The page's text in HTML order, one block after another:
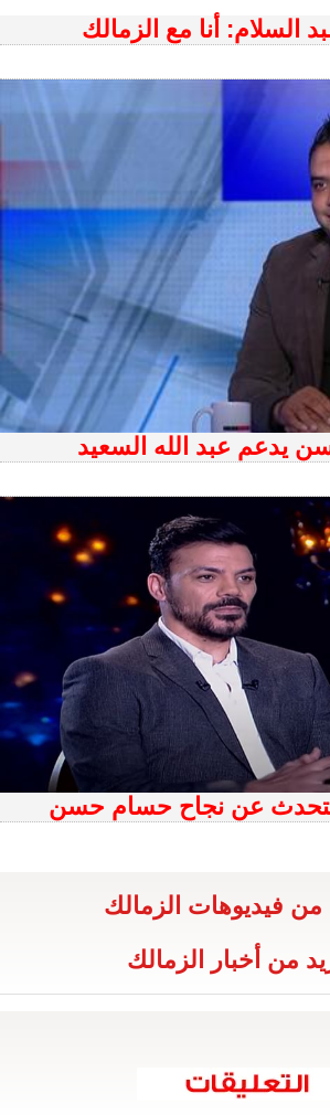
السلام: أنا مع الزمالك
يدعم عبد الله السعيد
عن نجاح حسام حسن
من فيديوهات الزمالك
من أخبار الزمالك